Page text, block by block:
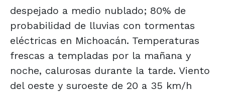
despejado a medio nublado; 80% de
probabilidad de lluvias con tormentas
eléctricas en Michoacán. Temperaturas
frescas a templadas por la mañana y
noche, calurosas durante la tarde. Viento
del oeste y suroeste de 20 a 35 km/h